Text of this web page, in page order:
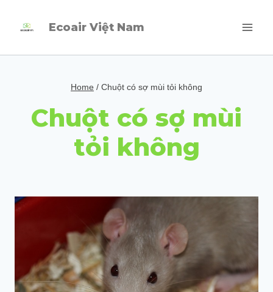
Ecoair Việt Nam
Home / Chuột có sợ mùi tỏi không
Chuột có sợ mùi
tỏi không